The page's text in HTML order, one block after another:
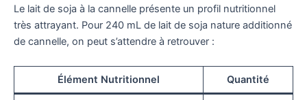
Le lait de soja à la cannelle présente un profil nutritionnel
très attrayant. Pour 240 mL de lait de soja nature additionné
de cannelle, on peut s’attendre à retrouver :
Élément Nutritionnel Quantité